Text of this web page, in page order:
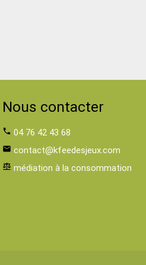
Nous contacter
phone 04 76 42 43 68
email contact@kfeedesjeux.com
balance médiation à la consommation